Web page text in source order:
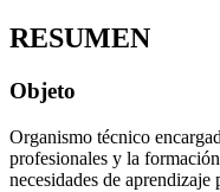
RESUMEN
Objeto
Organismo técnico
profesionales y la
necesidades de